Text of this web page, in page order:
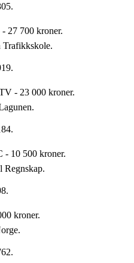
27 700 kroner.
Trafikkskole.
- 23 000 kroner.
- 10 500 kroner.
Regnskap.
kroner.